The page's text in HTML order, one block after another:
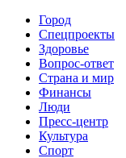
Город
Спецпроекты
Здоровье
Вопрос-ответ
Страна и мир
Финансы
Люди
Пресс-центр
Культура
Спорт